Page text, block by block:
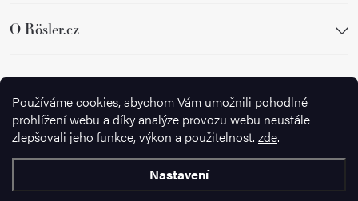
Používáme cookies, abychom Vám umožnili pohodlné
prohlížení webu a díky analýze provozu webu neustále
zlepšovali jeho funkce, výkon a použitelnost. zde.
Nastavení
O Rösler.cz
Sledujte nás